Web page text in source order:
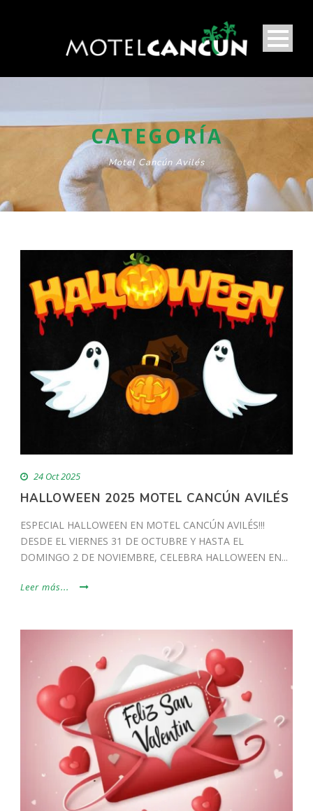
CATEGORÍA
Motel Cancún Avilés
24 Oct 2025
HALLOWEEN 2025 MOTEL CANCÚN AVILÉS
ESPECIAL HALLOWEEN EN MOTEL CANCÚN AVILÉS!!!
DESDE EL VIERNES 31 DE OCTUBRE Y HASTA EL
DOMINGO 2 DE NOVIEMBRE, CELEBRA HALLOWEEN EN...
Leer más...